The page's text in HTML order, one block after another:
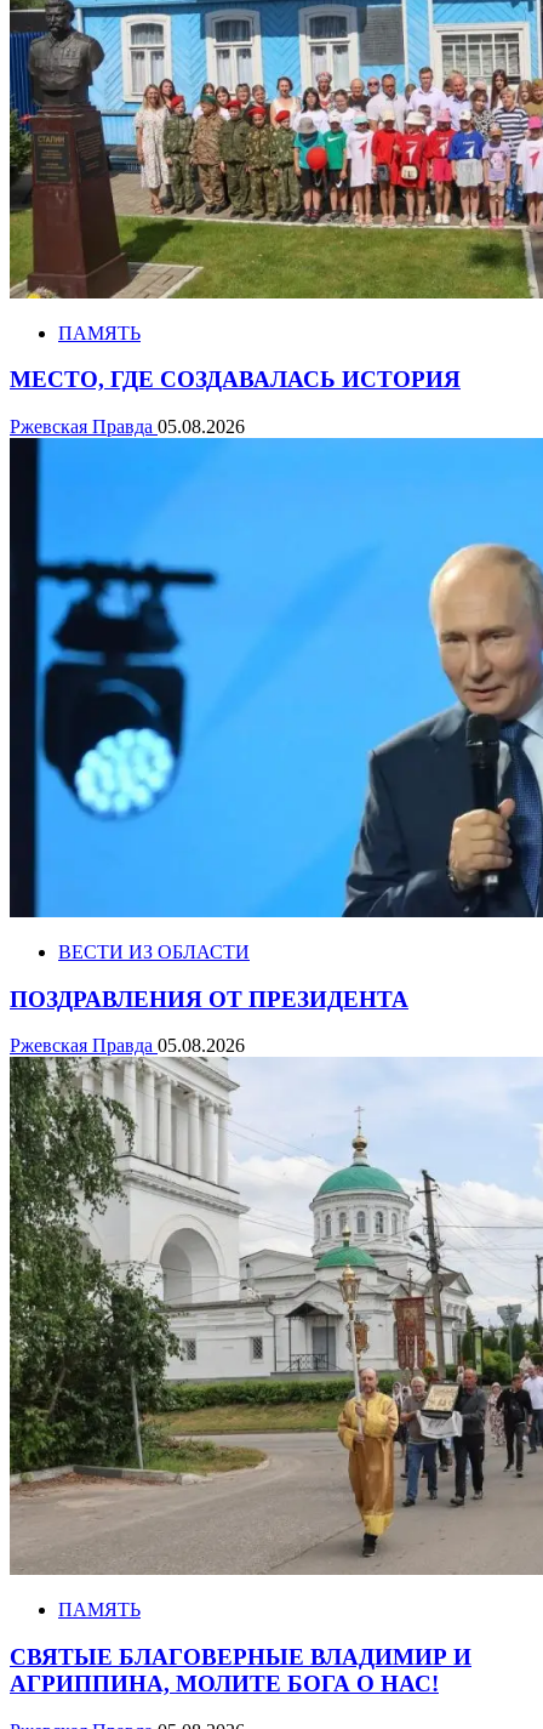
ПАМЯТЬ
МЕСТО, ГДЕ СОЗДАВАЛАСЬ ИСТОРИЯ
Ржевская Правда 05.08.2026
ВЕСТИ ИЗ ОБЛАСТИ
ПОЗДРАВЛЕНИЯ ОТ ПРЕЗИДЕНТА
Ржевская Правда 05.08.2026
ПАМЯТЬ
СВЯТЫЕ БЛАГОВЕРНЫЕ ВЛАДИМИР И
АГРИППИНА, МОЛИТЕ БОГА О НАС!